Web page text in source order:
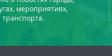
мероприятиях,